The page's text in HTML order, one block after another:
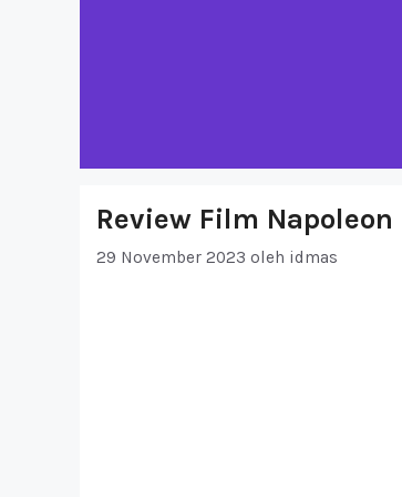
Review Film
29 November 2023 oleh idmas